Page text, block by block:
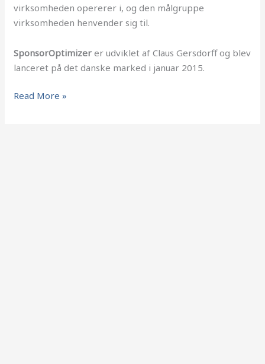
virksomheden opererer i, og den målgruppe
virksomheden henvender sig til.
SponsorOptimizer er udviklet af Claus Gersdorff og blev
lanceret på det danske marked i januar 2015.
Read More »